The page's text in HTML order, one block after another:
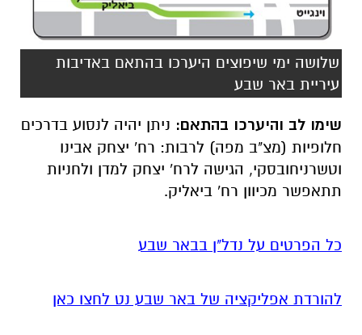
שלושה ימי שיפוצים היערכו בהתאם באדיבות
עיריית באר שבע
שימו לב והיערכו בהתאם: ניתן יהיה לנסוע בדרכים
חלופיות (מצ"ב מפה) לרבות: רח' יצחק אבינו
וטשרניחובסקי, הגישה לרח' יצחק למדן ולחניות
תתאפשר מכיוון רח' ביאליק.
כל הפרטים על נדל"ן בבאר שבע
להורדת אפליקציה של באר שבע נט לחצו כאן